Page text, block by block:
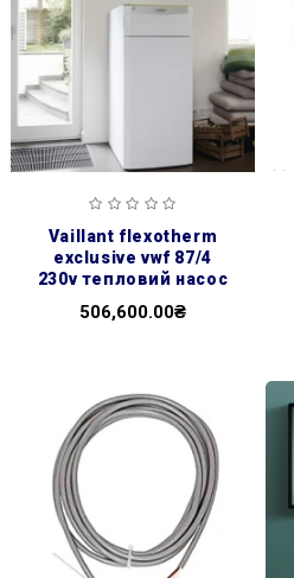
vaillant flexotherm
exclusive vwf 87/4
230v тепловий насос
506,600.00₴